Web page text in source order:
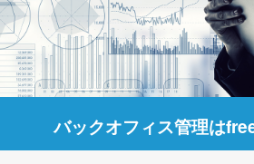
バックオフィス管理は